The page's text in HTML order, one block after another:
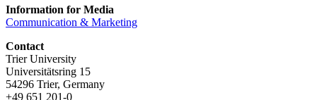
Information for Media
Communication & Marketing
Contact
Trier University
Universitätsring 15
54296 Trier, Germany
+49 651 201-0